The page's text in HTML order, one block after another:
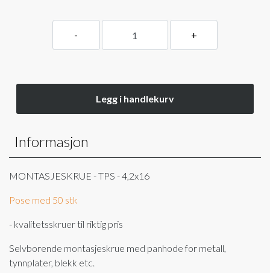
Legg i handlekurv
Informasjon
MONTASJESKRUE - TPS - 4,2x16
Pose med 50 stk
- kvalitetsskruer til riktig pris
Selvborende montasjeskrue med panhode for metall,
tynnplater, blekk etc.